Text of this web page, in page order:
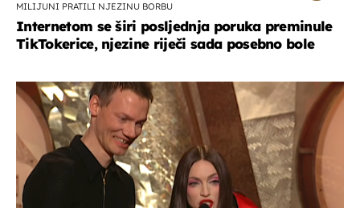
MILIJUNI PRATILI NJEZINU BORBU
Internetom se širi posljednja poruka preminule
TikTokerice, njezine riječi sada posebno bole